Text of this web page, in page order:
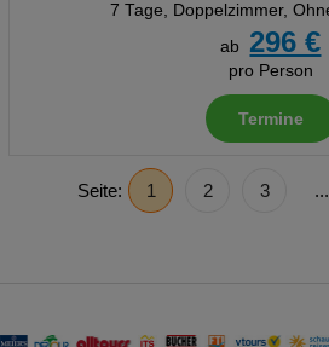
7 Tage, Doppelzimmer,
ab
296 €
pro Person
Termine
Seite: 1 2 3 ...